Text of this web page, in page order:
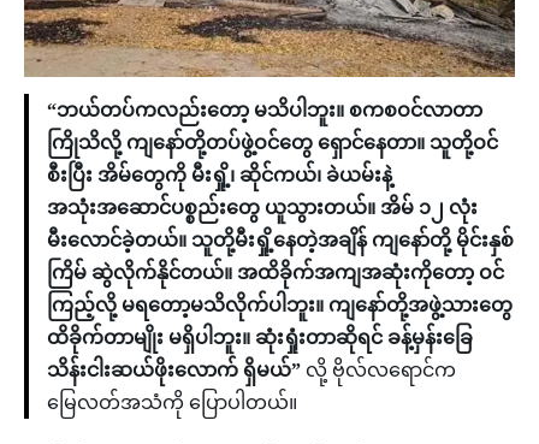
“ဘယ်တပ်ကလည်းတော့ မသိပါဘူး။ စကစဝင်လာတာ
ကြိုသိလို့ ကျနော်တို့တပ်ဖွဲ့ဝင်တွေ ရှောင်နေတာ။ သူတို့ဝင်
စီးပြီး အိမ်တွေကို မီးရှို့၊ ဆိုင်ကယ်၊ ခဲယမ်းနဲ့
အသုံးအဆောင်ပစ္စည်းတွေ ယူသွားတယ်။ အိမ် ၁၂ လုံး
မီးလောင်ခဲ့တယ်။ သူတို့မီးရှို့နေတဲ့အချိန် ကျနော်တို့ မိုင်းနှစ်
ကြိမ် ဆွဲလိုက်နိုင်တယ်။ အထိခိုက်အကျအဆုံးကိုတော့ ဝင်
ကြည့်လို့ မရတော့မသိလိုက်ပါဘူး။ ကျနော်တို့အဖွဲ့သားတွေ
ထိခိုက်တာမျိုး မရှိပါဘူး။ ဆုံးရှုံးတာဆိုရင် ခန့်မှန်းခြေ
သိန်းငါးဆယ်ဖိုးလောက် ရှိမယ်” လို့ ဗိုလ်လရောင်က
မြေလတ်အသံကို ပြောပါတယ်။